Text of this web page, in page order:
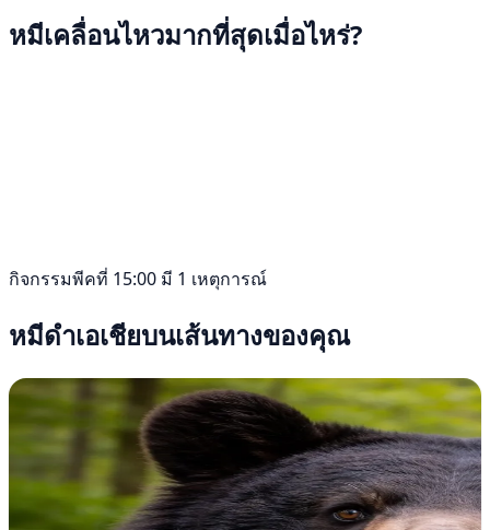
หมีเคลื่อนไหวมากที่สุดเมื่อไหร่?
กิจกรรมพีคที่ 15:00 มี 1 เหตุการณ์
หมีดำเอเชียบนเส้นทางของคุณ